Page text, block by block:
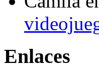
Enlaces